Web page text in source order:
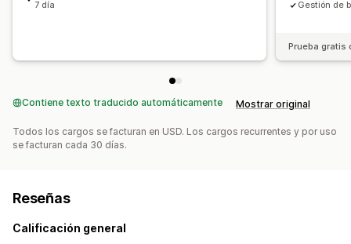
7 día
Gestión de
Prueba gratis
Contiene texto traducido automáticamente Mostrar original
Todos los cargos se facturan en USD. Los cargos recurrentes y por uso
se facturan cada 30 días.
Reseñas
Calificación general